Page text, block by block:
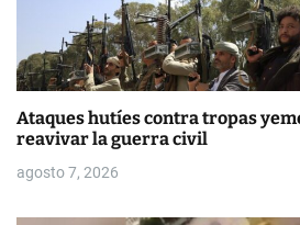
Ataques hutíes contra tropas
reavivar la guerra civil
agosto 7, 2026